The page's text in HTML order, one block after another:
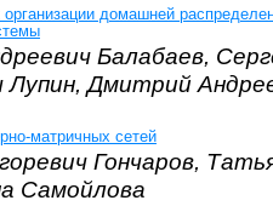
домашней
Балабаев,
Лупин, Дмитрий
матричных сетей
Гончаров,
Самойлова